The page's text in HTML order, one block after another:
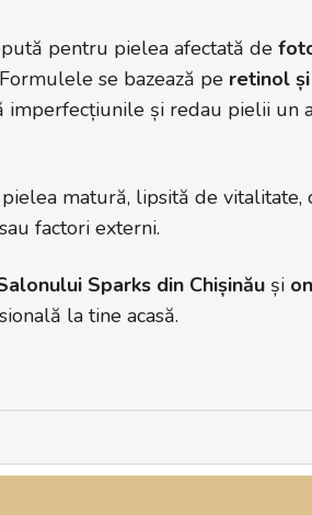
pentru pielea afectată de
se bazează pe retinol
și redau pielii un
matură, lipsită de vitalitate,
factori externi.
Sparks din Chișinău și
la tine acasă.